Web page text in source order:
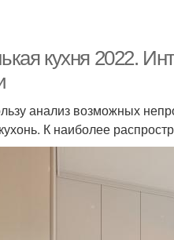
кухня 2022.
анализ возможных
К наиболее